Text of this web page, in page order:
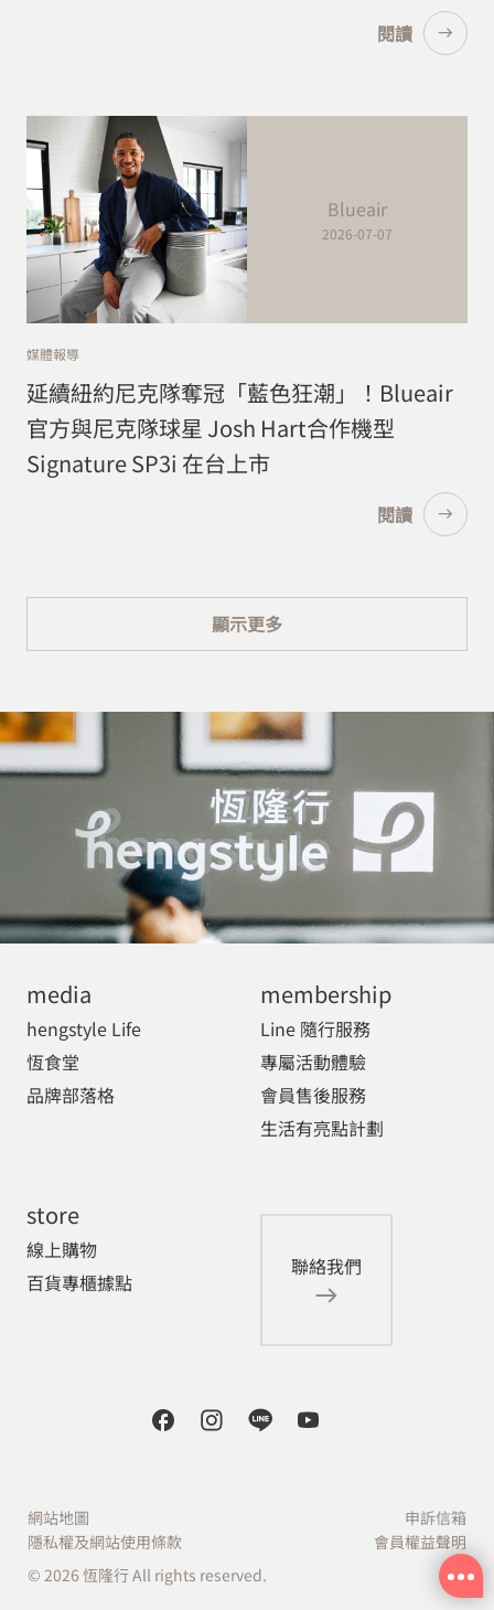
閱讀
Blueair
2026-07-07
媒體報導
延續紐約尼克隊奪冠「藍色狂潮」！Blueair
官方與尼克隊球星 Josh Hart合作機型
Signature SP3i 在台上市
閱讀
顯示更多
media
hengstyle Life
恆食堂
品牌部落格
membership
Line 隨行服務
專屬活動體驗
會員售後服務
生活有亮點計劃
store
線上購物
百貨專櫃據點
聯絡我們
網站地圖
隱私權及網站使用條款
© 2026 恆隆行 All rights reserved.
申訴信箱
會員權益聲明